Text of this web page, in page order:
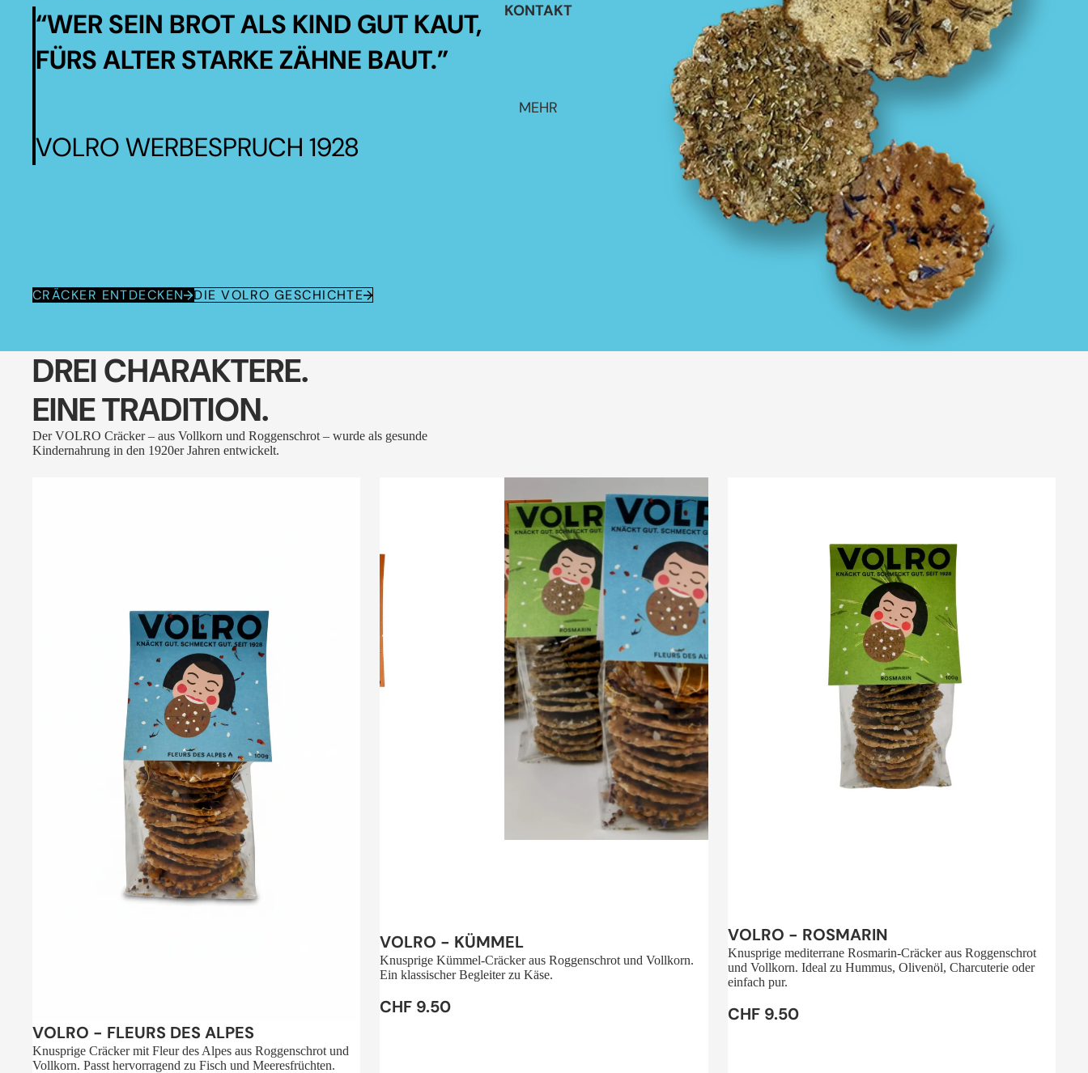
KONTAKT
MEHR
“WER SEIN BROT ALS KIND GUT KAUT,
FÜRS ALTER STARKE ZÄHNE BAUT.”
VOLRO WERBESPRUCH 1928
CRÄCKER ENTDECKEN DIE VOLRO GESCHICHTE
DREI CHARAKTERE.
EINE TRADITION.
Der VOLRO Cräcker – aus Vollkorn und Roggenschrot – wurde als gesunde
Kindernahrung in den 1920er Jahren entwickelt.
Sale
VOLRO - FLEURS DES ALPES
Knusprige Cräcker mit Fleur des Alpes aus Roggenschrot und
Vollkorn. Passt hervorragend zu Fisch und Meeresfrüchten.
VOLRO - KÜMMEL
Knusprige Kümmel-Cräcker aus Roggenschrot und Vollkorn.
Ein klassischer Begleiter zu Käse.
CHF 9.50
VOLRO - ROSMARIN
Knusprige mediterrane Rosmarin-Cräcker aus Roggenschrot
und Vollkorn. Ideal zu Hummus, Olivenöl, Charcuterie oder
einfach pur.
CHF 9.50